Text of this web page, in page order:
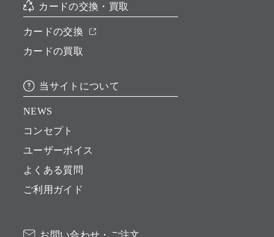
カードの交換・買取
カードの交換
カードの買取
当サイトについて
NEWS
コンセプト
ユーザーボイス
よくある質問
ご利用ガイド